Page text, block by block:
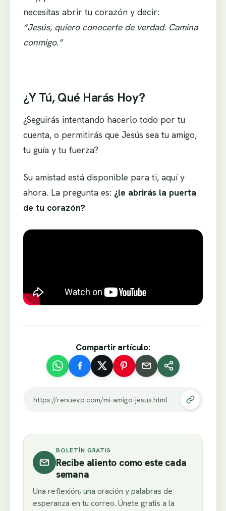
necesitas abrir tu corazón y decir:
“Jesús, quiero conocerte de verdad. Camina
conmigo.”
¿Y Tú, Qué Harás Hoy?
¿Seguirás intentando hacerlo todo por tu
cuenta, o permitirás que Jesús sea tu amigo,
tu guía y tu fuerza?
Su amistad está disponible para ti, aquí y
ahora. La pregunta es: ¿le abrirás la puerta
de tu corazón?
Compartir artículo:
https://renuevo.com/mi-amigo-jesus.html
BOLETÍN GRATIS
Recibe aliento como este cada
semana
Una reflexión, una oración y palabras de
esperanza en tu correo. Únete gratis a la